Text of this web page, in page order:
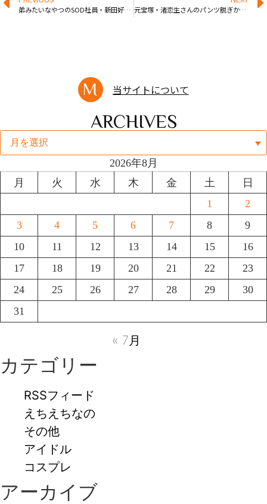
弟みたいなやつのSOD社員・新田好実さんが中出し解禁する 元宝塚・渚恋生さんのパンツ脱ぎかけ姿が卑猥
当サイトについて
ARCHIVES
2026年8月
月 火 水 木 金 土 日
1
2
3
4 5 6 7 8
9
10
11 12 13 14 15
16
17
18 19 20 21 22
23
24
25 26 27 28 29
30
31
« 7月
カテゴリー
RSSフィード
えちえちなの
その他
アイドル
コスプレ
アーカイブ